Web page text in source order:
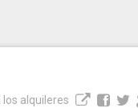
los alquileres